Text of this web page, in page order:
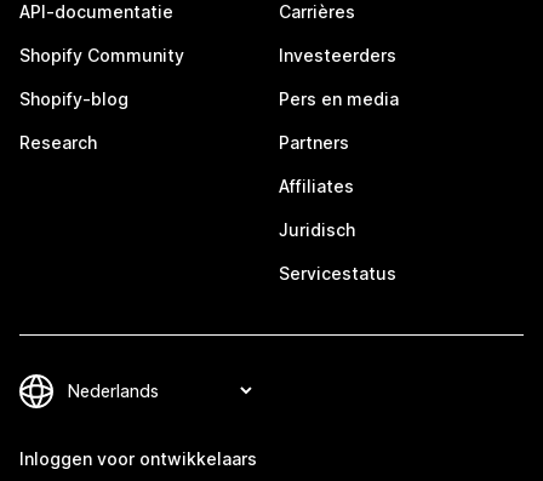
API-documentatie
Shopify Community
Shopify-blog
Research
Carrières
Investeerders
Pers en media
Partners
Affiliates
Juridisch
Servicestatus
Inloggen voor ontwikkelaars